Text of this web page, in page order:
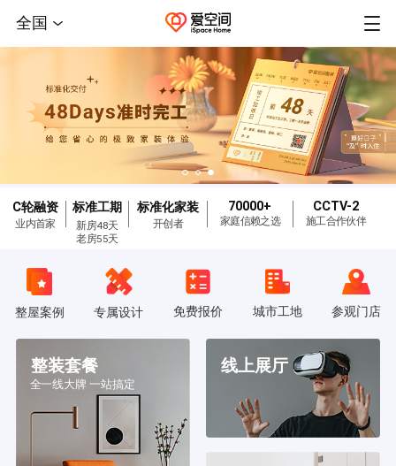
全国
C轮融资
业内首家
标准工期
新房48天
老房55天
标准化家装
开创者
70000+
家庭信赖之选
CCTV-2
施工合作伙伴
整屋案例 专属设计 免费报价 城市工地 参观门店
整装套餐
全一线大牌 一站搞定
线上展厅